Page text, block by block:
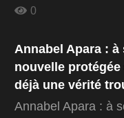
0
Annabel Apara : à
nouvelle
déjà une vérité
Annabel Apara : à